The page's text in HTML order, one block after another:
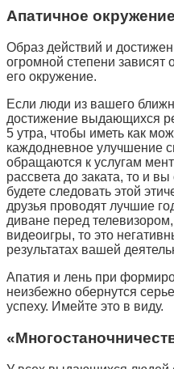
Апатичное окружение
Образ действий и
огромной степени зависят
его окружение.
Если люди из вашего
достижение выдающихся
5 утра, чтобы иметь как
каждодневное улучшение
обращаются к услугам
рассвета до заката, то и
будете следовать этой
друзья проводят лучшие
диване перед
видеоигры, то это
результатах вашей
Апатия и лень при
неизбежно обернутся
успеху. Имейте это в виду.